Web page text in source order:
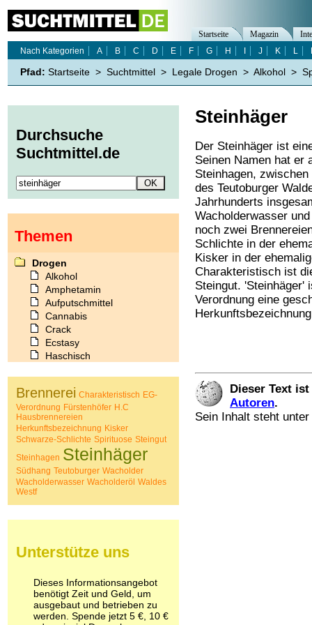
Steinhäger
Der Steinhäger ist
Seinen Namen hat er
Steinhagen,
des Teutoburger
Jahrhunderts
Wacholderwasser
noch zwei
Schlichte in der
Kisker in der
Charakteristisch ist
Steingut. 'Steinhäger'
Verordnung eine
Dieser Text
Autoren.
Sein Inhalt steht
Startseite Magazin
Nach Kategorien
A B C D E F G H J K L
Pfad: Startseite > Suchtmittel > Legale Drogen > Alkohol >
Durchsuche
Suchtmittel.de
Themen
Drogen
Alkohol
Amphetamin
Aufputschmittel
Cannabis
Crack
Ecstasy
Haschisch
Koffein
Kokain
Lachgas
LSD
Marihuana
Medikamente
Meskalin
Metamphetamin
Opium
Poppers
Psychopharmaka
Schlafmittel
Schmerzmittel
Brennerei Charakteristisch EG-
Verordnung Fürstenhöfer H.C
Hausbrennereien
Herkunftsbezeichnung Kisker
Schwarze-Schlichte Spirituose Steingut
Steinhagen Steinhäger
Südhang Teutoburger Wacholder
Wacholderwasser Wacholderöl Waldes
Westf
Unterstütze uns
Dieses Informationsangebot
benötigt Zeit und Geld, um
ausgebaut und betrieben zu
werden. Spende jetzt 5 €, 10 €